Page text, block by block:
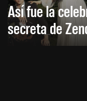
Así fue la
secreta de